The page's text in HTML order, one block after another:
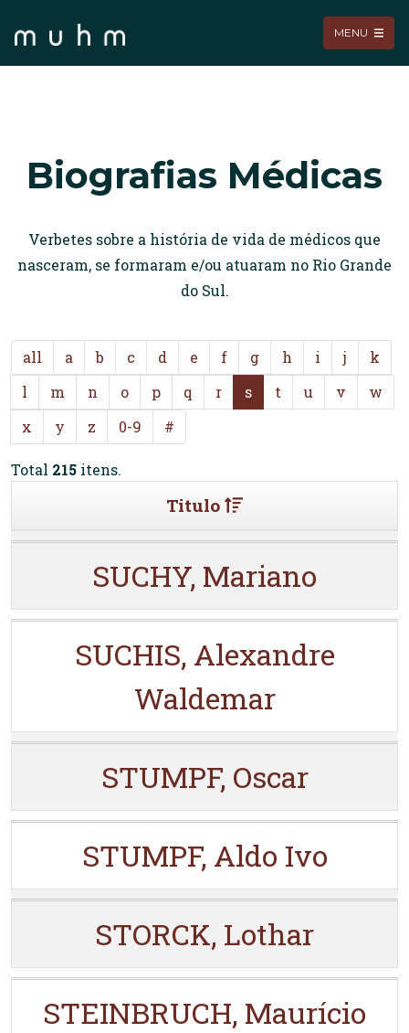
MENU
Biografias Médicas
Verbetes sobre a história de vida de médicos que
nasceram, se formaram e/ou atuaram no Rio Grande
do Sul.
all a b c d e f g h i j
k
l
m n o p q r s t u v
w
x
y z 0-9 #
Total 215 itens.
Titulo
SUCHY, Mariano
SUCHIS, Alexandre
Waldemar
STUMPF, Oscar
STUMPF, Aldo Ivo
STORCK, Lothar
STEINBRUCH, Maurício